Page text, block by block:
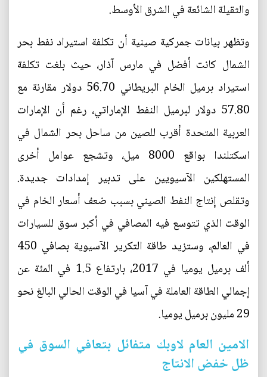
والثقيلة الشائعة في الشرق الأوسط.
وتظهر بيانات جمركية صينية أن تكلفة استيراد نفط بحر
الشمال كانت أفضل في مارس آذار، حيث بلغت تكلفة
استيراد برميل الخام البريطاني 56.70 دولار مقارنة مع
57.80 دولار لبرميل النفط الإماراتي، رغم أن الإمارات
العربية المتحدة أقرب للصين من ساحل بحر الشمال في
اسكتلندا بواقع 8000 ميل، وتشجع عوامل أخرى
المستهلكين الآسيويين على تدبير إمدادات جديدة.
وتقلص إنتاج النفط الصيني بسبب ضعف أسعار الخام في
الوقت الذي تتوسع فيه المصافي في أكبر سوق للسيارات
في العالم، وستزيد طاقة التكرير الآسيوية بصافي 450
ألف برميل يوميا في 2017، بارتفاع 1.5 في المئة عن
إجمالي الطاقة العاملة في آسيا في الوقت الحالي البالغ نحو
29 مليون برميل يوميا.
الامين العام لاوبك متفائل بتعافي السوق في
ظل خفض الانتاج